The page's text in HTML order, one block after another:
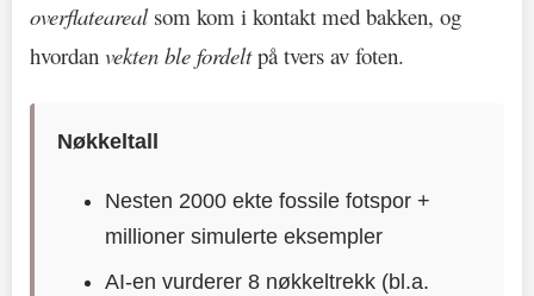
overflatearealsom kom i kontakt med bakken, og
hvordan vekten ble fordeltpå tvers av foten.
Nøkkeltall
Nesten 2000 ekte fossile fotspor +
millioner simulerte eksempler
AI-en vurderer 8 nøkkeltrekk (bl.a.